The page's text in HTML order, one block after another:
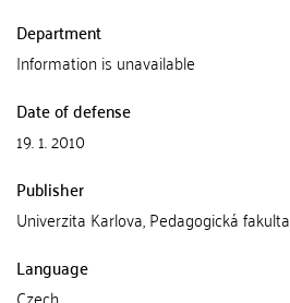
Department
Information is unavailable
Date of defense
19. 1. 2010
Publisher
Univerzita Karlova, Pedagogická fakulta
Language